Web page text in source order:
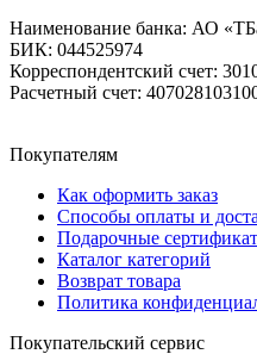
Наименование банка: АО
БИК: 044525974
Корреспондентский счет:
Расчетный счет:
Покупателям
Как оформить заказ
Способы оплаты и
Подарочные
Каталог категорий
Возврат товара
Политика
Покупательский сервис